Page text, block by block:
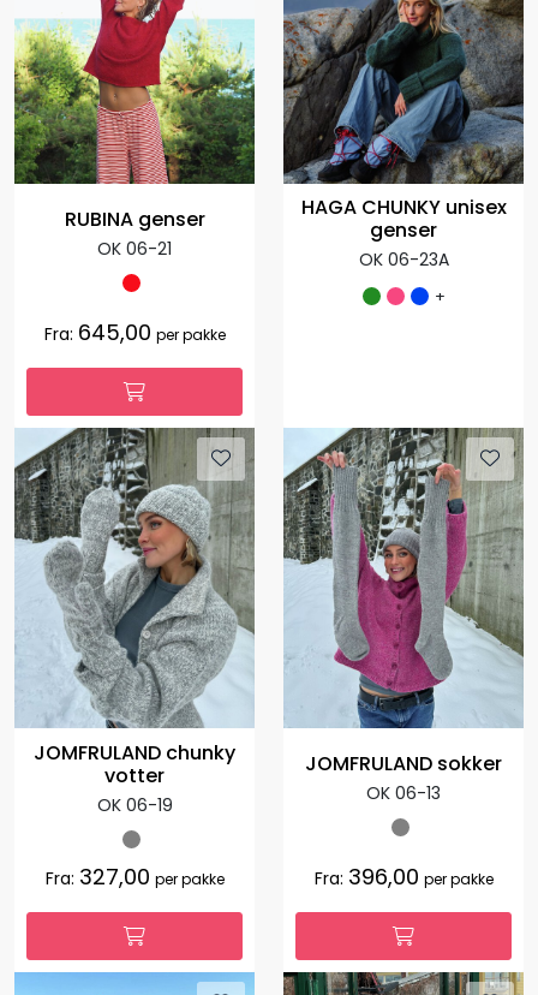
RUBINA genser
OK 06-21
Fra: 645,00 per pakke
HAGA CHUNKY unisex
genser
OK 06-23A
+
JOMFRULAND chunky
votter
OK 06-19
Fra: 327,00 per pakke
JOMFRULAND sokker
OK 06-13
Fra: 396,00 per pakke